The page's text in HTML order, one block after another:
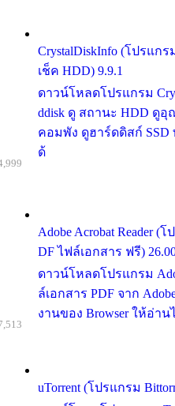
CrystalDiskInfo (โปรแกร
เช็ค HDD) 9.9.1
ดาวน์โหลดโปรแกรม
ddisk ดู สถานะ HDD ดู
คอมพัง ดูฮาร์ดดิสก์ SSD
ด้
Adobe Acrobat Reader
DF ไฟล์เอกสาร ฟรี)
ดาวน์โหลดโปรแกรม
ล์เอกสาร PDF จาก
งานของ Browser ให้อ่าน
uTorrent (โปรแกรม